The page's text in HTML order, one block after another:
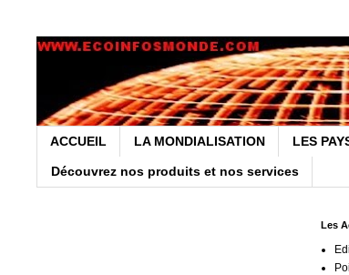
ACCUEIL LA MONDIALISATION LES
Découvrez nos produits et nos services
Les